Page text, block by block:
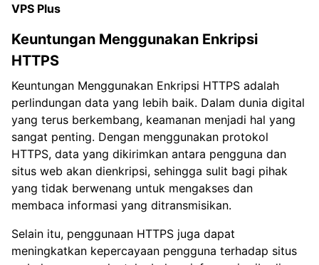
VPS Plus
Keuntungan Menggunakan Enkripsi
HTTPS
Keuntungan Menggunakan Enkripsi HTTPS adalah
perlindungan data yang lebih baik. Dalam dunia digital
yang terus berkembang, keamanan menjadi hal yang
sangat penting. Dengan menggunakan protokol
HTTPS, data yang dikirimkan antara pengguna dan
situs web akan dienkripsi, sehingga sulit bagi pihak
yang tidak berwenang untuk mengakses dan
membaca informasi yang ditransmisikan.
Selain itu, penggunaan HTTPS juga dapat
meningkatkan kepercayaan pengguna terhadap situs